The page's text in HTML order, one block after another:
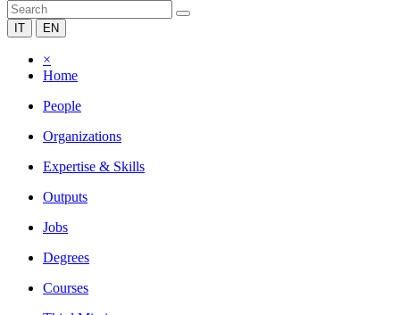
IT EN
×
Home
People
Organizations
Expertise & Skills
Outputs
Jobs
Degrees
Courses